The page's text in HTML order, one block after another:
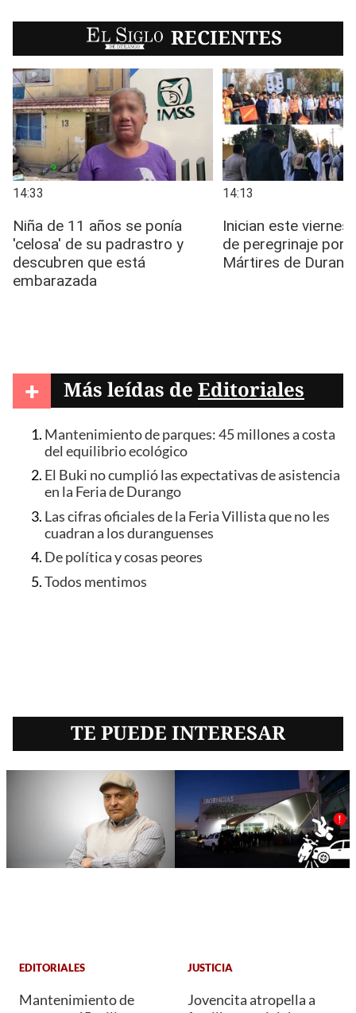
EL SIGLO RECIENTES
+ Más leídas de Editoriales
Mantenimiento de parques: 45 millones a costa
del equilibrio ecológico
El Buki no cumplió las expectativas de asistencia
en la Feria de Durango
Las cifras oficiales de la Feria Villista que no les
cuadran a los duranguenses
De política y cosas peores
Todos mentimos
TE PUEDE INTERESAR
EDITORIALES
Mantenimiento de
JUSTICIA
Jovencita atropella a